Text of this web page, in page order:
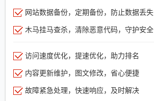
网站数据备份，定期备份，防止数据丢失
木马挂马查杀，清除恶意代码，守护安全
访问速度优化，提速优化，助力排名
内容更新维护，图文修改，省心便捷
故障紧急处理，快速响应，及时解决